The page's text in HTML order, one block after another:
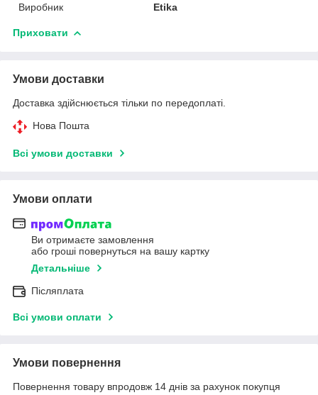
Виробник
Etika
Приховати
Умови доставки
Доставка здійснюється тільки по передоплаті.
Нова Пошта
Всі умови доставки
Умови оплати
Ви отримаєте замовлення
або гроші повернуться на вашу картку
Детальніше
Післяплата
Всі умови оплати
Умови повернення
Повернення товару впродовж 14 днів за рахунок покупця